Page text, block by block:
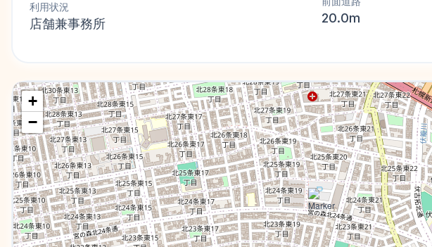
利用状況
店舗兼事務所 20.0m
+
−